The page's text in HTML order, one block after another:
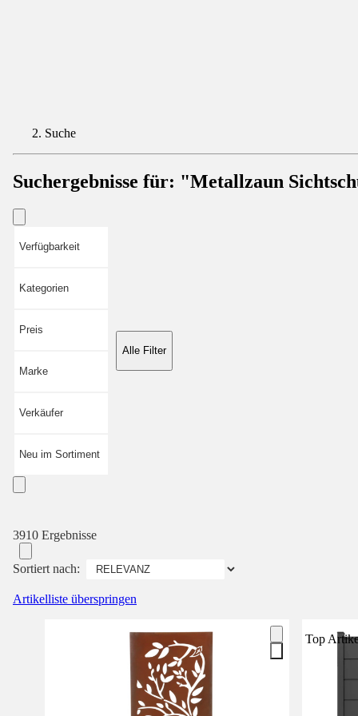
Suche
Suchergebnisse für: "Metallzaun
Verfügbarkeit
Kategorien
Preis
Marke
Verkäufer
Neu im Sortiment
Alle Filter
3910 Ergebnisse
Sortiert nach:
Artikelliste überspringen
Top